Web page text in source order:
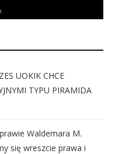
UOKIK CHCE
TYPU PIRAMIDA
Waldemara M.
się wreszcie prawa i